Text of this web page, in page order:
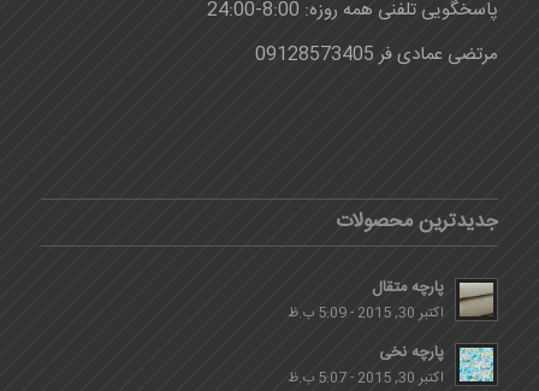
پاسخگویی تلفنی همه روزه: 8:00-24:00
مرتضی عمادی فر 09128573405
جدیدترین محصولات
پارچه متقال
اکتبر 30, 2015 - 5:09 ب.ظ
پارچه نخی
اکتبر 30, 2015 - 5:07 ب.ظ